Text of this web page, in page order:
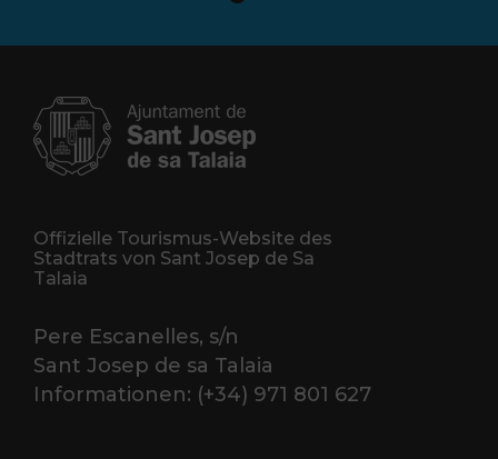
Offizielle Tourismus-Website des
Stadtrats von Sant Josep de Sa
Talaia
Pere Escanelles, s/n
Sant Josep de sa Talaia
Informationen: (+34) 971 801 627